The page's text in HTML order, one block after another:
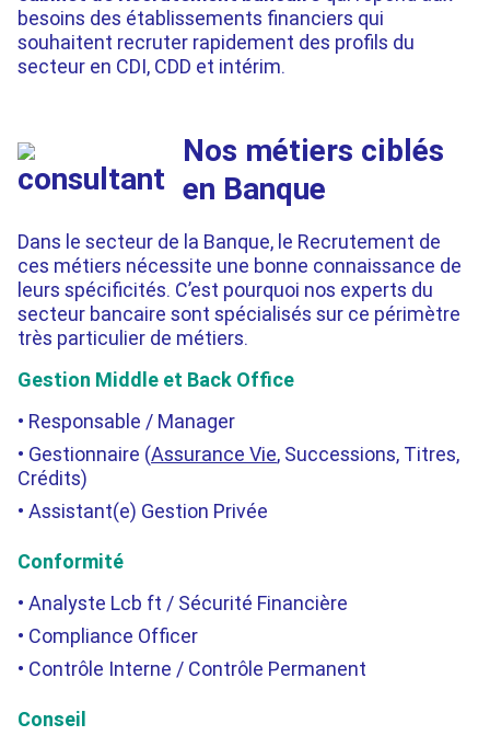
besoins des établissements financiers qui
souhaitent recruter rapidement des profils du
secteur en CDI, CDD et intérim.
Nos métiers ciblés
en Banque
Dans le secteur de la Banque, le Recrutement de
ces métiers nécessite une bonne connaissance de
leurs spécificités. C’est pourquoi nos experts du
secteur bancaire sont spécialisés sur ce périmètre
très particulier de métiers.
Gestion Middle et Back Office
Responsable / Manager
Gestionnaire (Assurance Vie, Successions, Titres,
Crédits)
Assistant(e) Gestion Privée
Conformité
Analyste Lcb ft / Sécurité Financière
Compliance Officer
Contrôle Interne / Contrôle Permanent
Conseil